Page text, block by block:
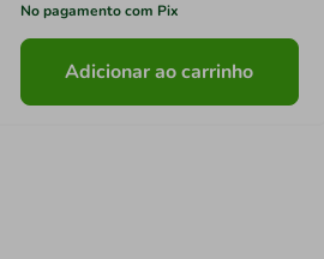
No pagamento com Pix
Adicionar ao carrinho